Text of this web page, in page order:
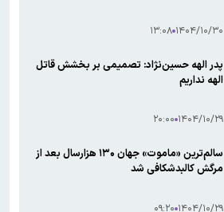
۱۴۰۴/۱۰/۳۰ ۱۳:۰۸
پدر الهه حسین‌نژاد: تصمیمی بر بخشش قاتل
الهه نداریم
۱۴۰۴/۱۰/۲۹ ۲۰:۰۰
سالم‌ترین «ماموت» جهان ۱۳۰ هزارسال بعد از
مرگش کالبدشکافی شد
۱۴۰۴/۱۰/۲۹ ۰۹:۲۰